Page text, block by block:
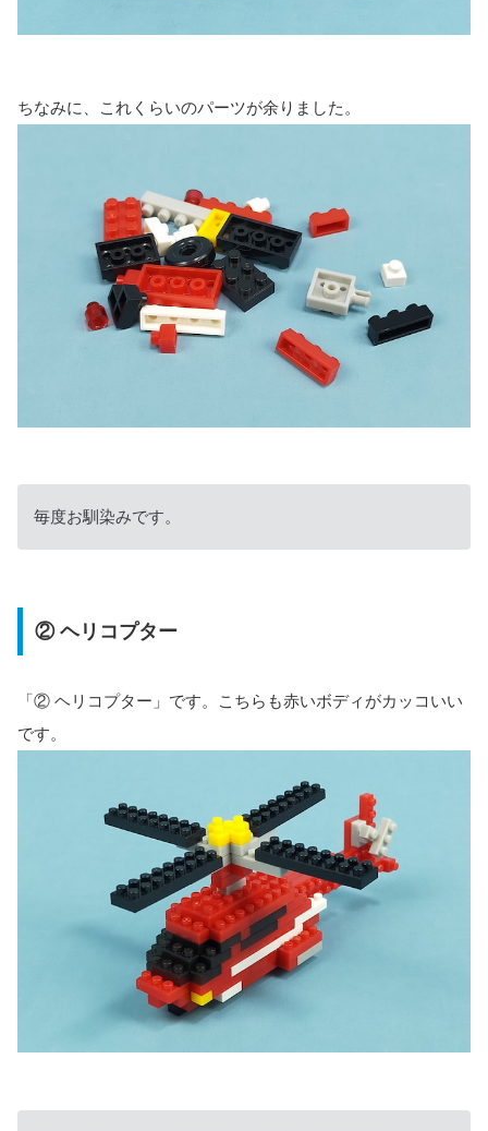
ちなみに、これくらいのパーツが余りました。
毎度お馴染みです。
② ヘリコプター
「② ヘリコプター」です。こちらも赤いボディがカッコいい
です。